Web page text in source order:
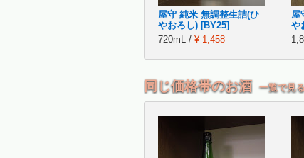
屋守 純米 無調整生詰(ひ
やおろし) [BY25]
720mL / ¥ 1,458
屋
や
同じ価格帯のお酒 一覧で見